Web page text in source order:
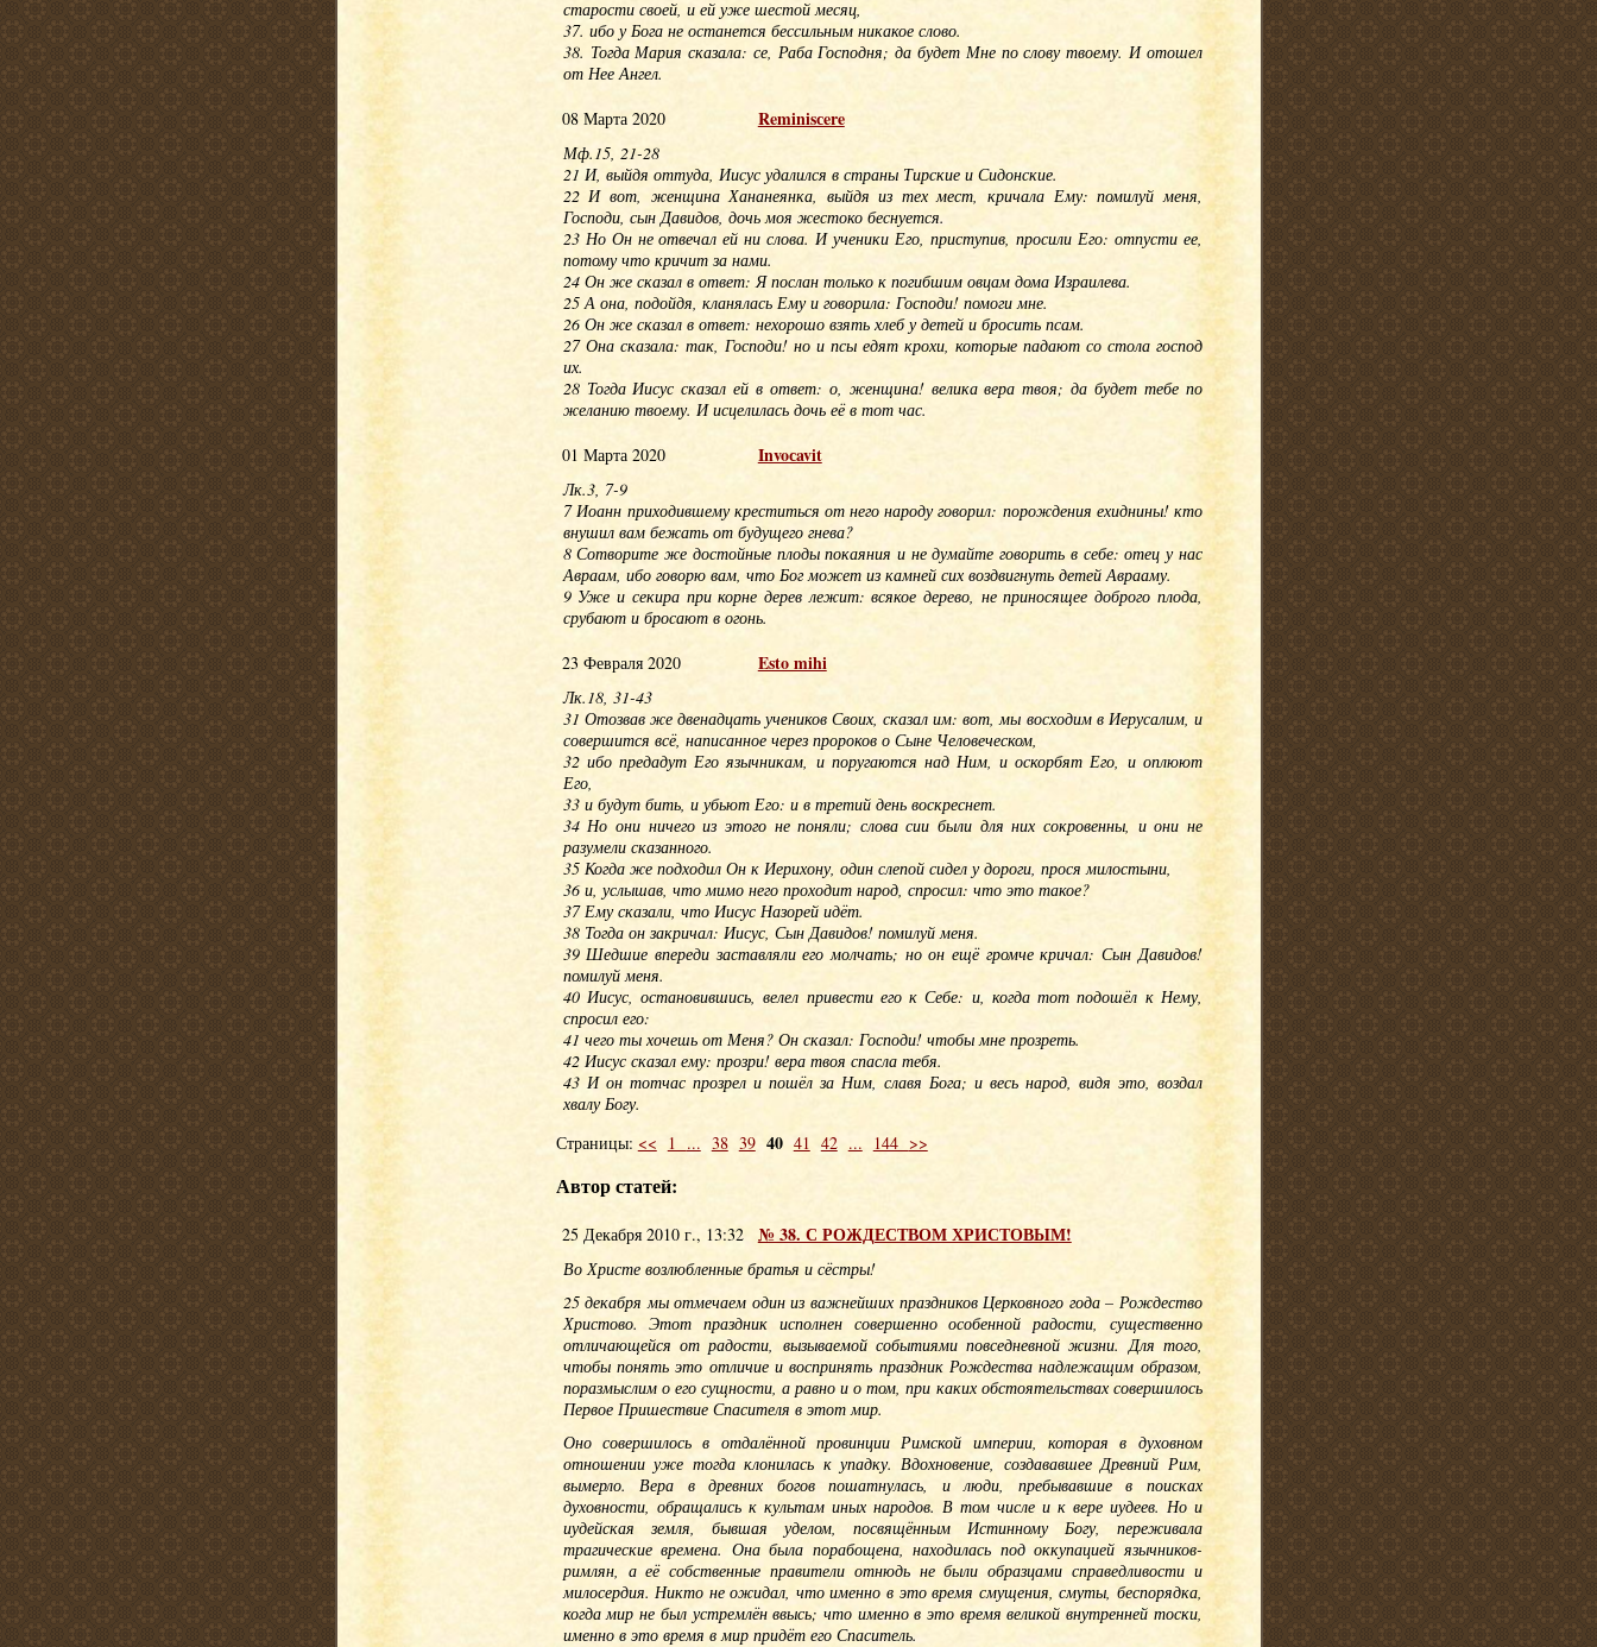
старости своей, и ей уже шестой месяц,
37. ибо у Бога не останется бессильным никакое слово.
38. Тогда Мария сказала: се, Раба Господня; да будет Мне по слову твоему. И отошел
от Нее Ангел.
08 Марта 2020
Reminisсere
Мф.15, 21-28
21 И, выйдя оттуда, Иисус удалился в страны Тирские и Сидонские.
22 И вот, женщина Хананеянка, выйдя из тех мест, кричала Ему: помилуй меня,
Господи, сын Давидов, дочь моя жестоко беснуется.
23 Но Он не отвечал ей ни слова. И ученики Его, приступив, просили Его: отпусти ее,
потому что кричит за нами.
24 Он же сказал в ответ: Я послан только к погибшим овцам дома Израилева.
25 А она, подойдя, кланялась Ему и говорила: Господи! помоги мне.
26 Он же сказал в ответ: нехорошо взять хлеб у детей и бросить псам.
27 Она сказала: так, Господи! но и псы едят крохи, которые падают со стола господ
их.
28 Тогда Иисус сказал ей в ответ: о, женщина! велика вера твоя; да будет тебе по
желанию твоему. И исцелилась дочь её в тот час.
01 Марта 2020
Invoсavit
Лк.3, 7-9
7 Иоанн приходившему креститься от него народу говорил: порождения ехиднины! кто
внушил вам бежать от будущего гнева?
8 Сотворите же достойные плоды покаяния и не думайте говорить в себе: отец у нас
Авраам, ибо говорю вам, что Бог может из камней сих воздвигнуть детей Аврааму.
9 Уже и секира при корне дерев лежит: всякое дерево, не приносящее доброго плода,
срубают и бросают в огонь.
23 Февраля 2020
Esto mihi
Лк.18, 31-43
31 Отозвав же двенадцать учеников Своих, сказал им: вот, мы восходим в Иерусалим, и
совершится всё, написанное через пророков о Сыне Человеческом,
32 ибо предадут Его язычникам, и поругаются над Ним, и оскорбят Его, и оплюют
Его,
33 и будут бить, и убьют Его: и в третий день воскреснет.
34 Но они ничего из этого не поняли; слова сии были для них сокровенны, и они не
разумели сказанного.
35 Когда же подходил Он к Иерихону, один слепой сидел у дороги, прося милостыни,
36 и, услышав, что мимо него проходит народ, спросил: что это такое?
37 Ему сказали, что Иисус Назорей идёт.
38 Тогда он закричал: Иисус, Сын Давидов! помилуй меня.
39 Шедшие впереди заставляли его молчать; но он ещё громче кричал: Сын Давидов!
помилуй меня.
40 Иисус, остановившись, велел привести его к Себе: и, когда тот подошёл к Нему,
спросил его:
41 чего ты хочешь от Меня? Он сказал: Господи! чтобы мне прозреть.
42 Иисус сказал ему: прозри! вера твоя спасла тебя.
43 И он тотчас прозрел и пошёл за Ним, славя Бога; и весь народ, видя это, воздал
хвалу Богу.
Страницы: << 1 ... 38 39 40 41 42 ... 144 >>
Автор статей:
25 Декабря 2010 г., 13:32 № 38. С РОЖДЕСТВОМ ХРИСТОВЫМ!
Во Христе возлюбленные братья и сёстры!
25 декабря мы отмечаем один из важнейших праздников Церковного года – Рождество
Христово. Этот праздник исполнен совершенно особенной радости, существенно
отличающейся от радости, вызываемой событиями повседневной жизни. Для того,
чтобы понять это отличие и воспринять праздник Рождества надлежащим образом,
поразмыслим о его сущности, а равно и о том, при каких обстоятельствах совершилось
Первое Пришествие Спасителя в этот мир.
Оно совершилось в отдалённой провинции Римской империи, которая в духовном
отношении уже тогда клонилась к упадку. Вдохновение, создававшее Древний Рим,
вымерло. Вера в древних богов пошатнулась, и люди, пребывавшие в поисках
духовности, обращались к культам иных народов. В том числе и к вере иудеев. Но и
иудейская земля, бывшая уделом, посвящённым Истинному Богу, переживала
трагические времена. Она была порабощена, находилась под оккупацией язычников-
римлян, а её собственные правители отнюдь не были образцами справедливости и
милосердия. Никто не ожидал, что именно в это время смущения, смуты, беспорядка,
когда мир не был устремлён ввысь; что именно в это время великой внутренней тоски,
именно в это время в мир придёт его Спаситель.